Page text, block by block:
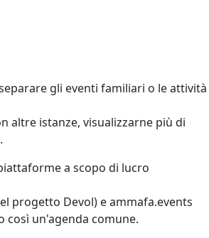
gli eventi familiari o le attività
altre istanze, visualizzarne più di
a scopo di lucro
progetto Devol) e ammafa.events
così un'agenda comune.